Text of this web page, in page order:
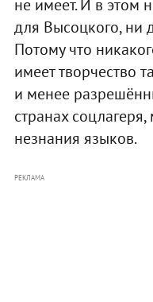
не имеет. И в этом
для Высоцкого, ни
Потому что
имеет творчество
и менее
странах
незнания языков.
РЕКЛАМА